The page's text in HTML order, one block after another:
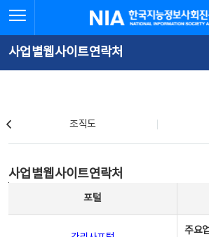
문
로
가
체
뉴
바
가
한국지능정보사회진흥원
사업별웹사이트연락처
조직도
사업별웹사이트연락처
포털
주요